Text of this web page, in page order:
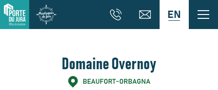
EN
Domaine Overnoy
BEAUFORT-ORBAGNA